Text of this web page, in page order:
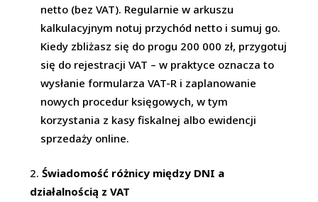
netto (bez VAT). Regularnie w arkuszu
kalkulacyjnym notuj przychód netto i sumuj go.
Kiedy zbliżasz się do progu 200 000 zł, przygotuj
się do rejestracji VAT – w praktyce oznacza to
wysłanie formularza VAT-R i zaplanowanie
nowych procedur księgowych, w tym
korzystania z kasy fiskalnej albo ewidencji
sprzedaży online.
Świadomość różnicy między DNI a
działalnością z VAT